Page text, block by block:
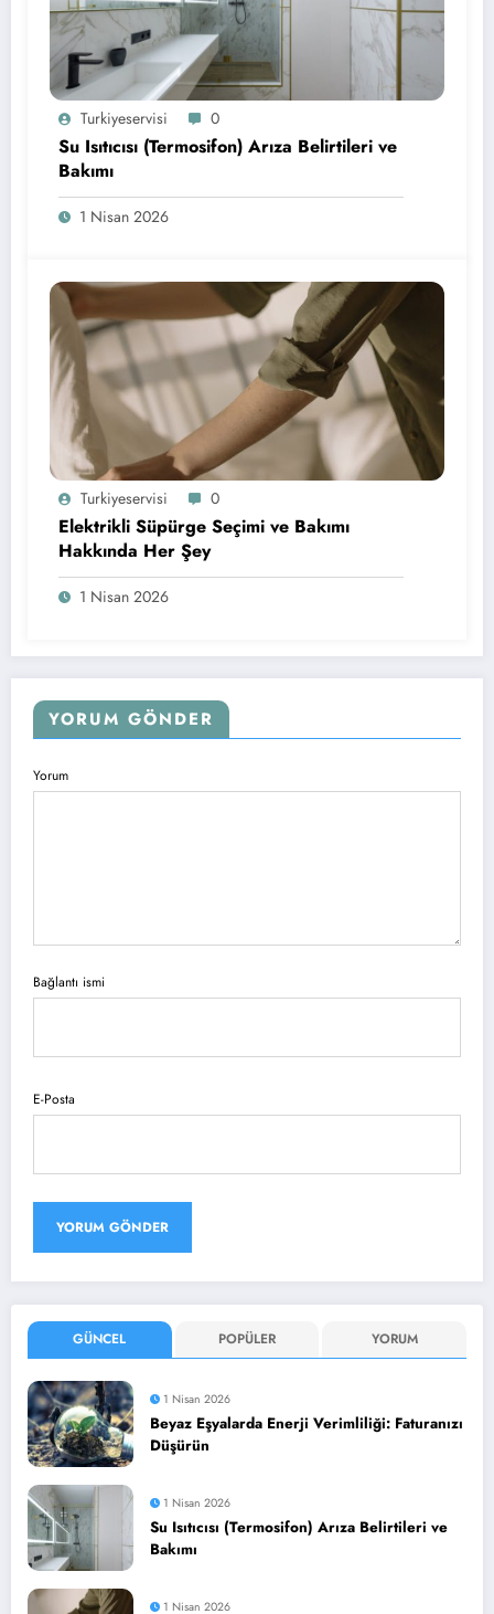
Turkiyeservisi 0
Su Isıtıcısı (Termosifon) Arıza Belirtileri ve
Bakımı
1 Nisan 2026
Turkiyeservisi 0
Elektrikli Süpürge Seçimi ve Bakımı
Hakkında Her Şey
1 Nisan 2026
YORUM GÖNDER
Yorum
Bağlantı ismi
E-Posta
GÜNCEL POPÜLER YORUM
1 Nisan 2026
Beyaz Eşyalarda Enerji Verimliliği: Faturanızı
Düşürün
1 Nisan 2026
Su Isıtıcısı (Termosifon) Arıza Belirtileri ve
Bakımı
1 Nisan 2026